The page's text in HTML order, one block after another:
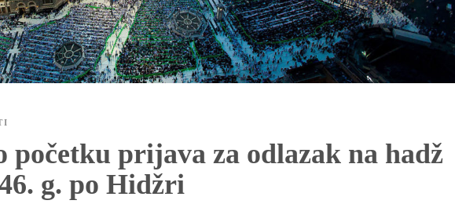
početku prijava za odlazak na hadž
g. po Hidžri